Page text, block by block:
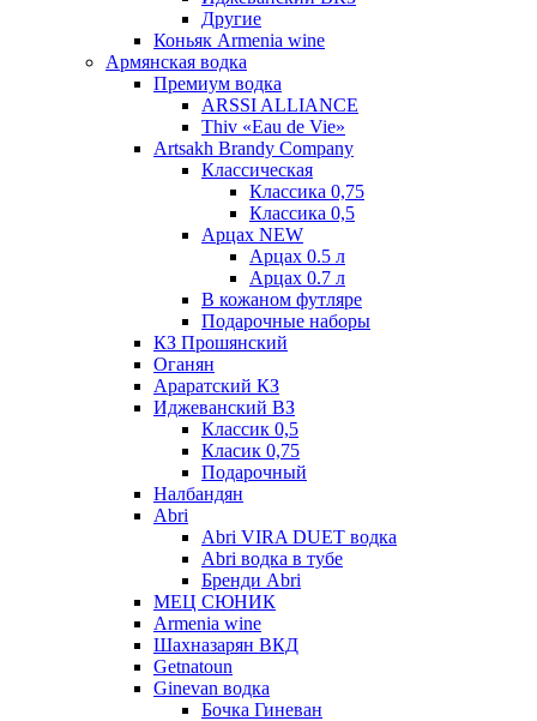
Другие
Коньяк Armenia wine
Армянская водка
Премиум водка
ARSSI ALLIANCE
Thiv «Eau de Vie»
Artsakh Brandy Company
Классическая
Классика 0,75
Классика 0,5
Арцах NEW
Арцах 0.5 л
Арцах 0.7 л
В кожаном футляре
Подарочные наборы
КЗ Прошянский
Оганян
Араратский КЗ
Иджеванский ВЗ
Классик 0,5
Класик 0,75
Подарочный
Налбандян
Abri
Abri VIRA DUET водка
Abri водка в тубе
Бренди Abri
МЕЦ СЮНИК
Armenia wine
Шахназарян ВКД
Getnatoun
Ginevan водка
Бочка Гиневан